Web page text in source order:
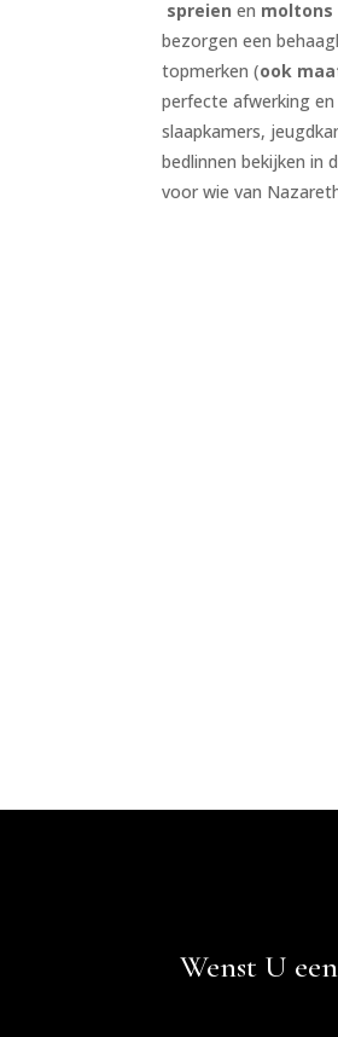
spreienen moltons
bezorgen een
topmerken (ook
perfecte afwerking
slaapkamers,
bedlinnen bekijken in
voor wie van
Wenst U